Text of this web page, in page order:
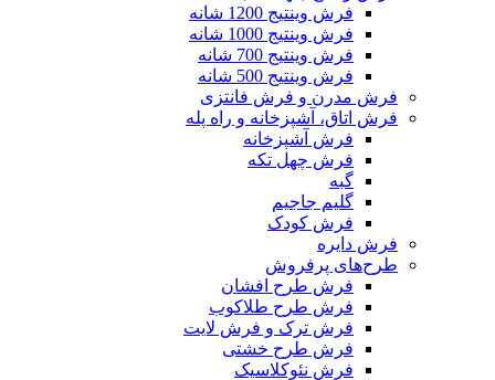
فرش وینتیج 1200 شانه
فرش وینتیج 1000 شانه
فرش وینتیج 700 شانه
فرش وینتیج 500 شانه
فرش مدرن و فرش فانتزی
فرش اتاق، آشپزخانه و راه پله
فرش آشپزخانه
فرش چهل تکه
گبه
گلیم جاجیم
فرش کودک
فرش دایره
طرح‌های پرفروش
فرش طرح افشان
فرش طرح طلاکوب
فرش ترک و فرش لایت
فرش طرح خشتی
فرش نئوکلاسیک